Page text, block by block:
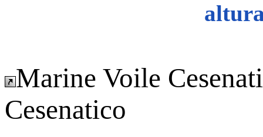
Marine Voile
Cesenatico